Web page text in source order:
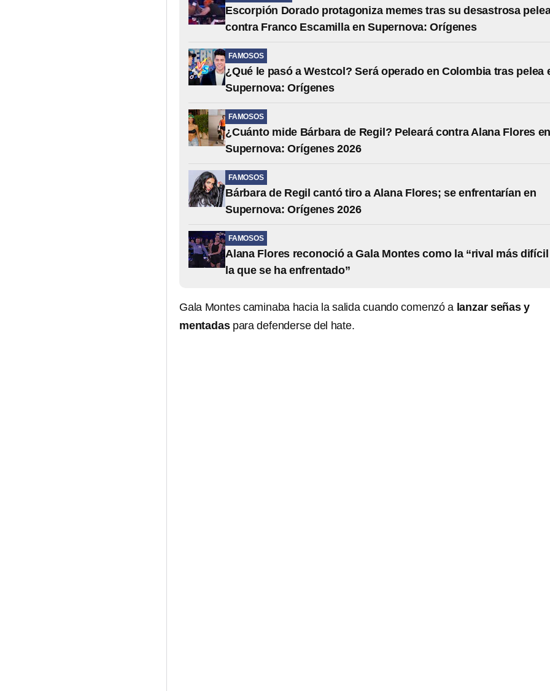
Escorpión Dorado protagoniza memes tras su desastrosa
contra Franco Escamilla en Supernova: Orígenes
FAMOSOS
¿Qué le pasó a Westcol? Será operado en Colombia tras pelea
Supernova: Orígenes
FAMOSOS
¿Cuánto mide Bárbara de Regil? Peleará contra Alana Flores
Supernova: Orígenes 2026
FAMOSOS
Bárbara de Regil cantó tiro a Alana Flores; se enfrentarían en
Supernova: Orígenes 2026
FAMOSOS
Alana Flores reconoció a Gala Montes como la “rival más difícil
la que se ha enfrentado”
Gala Montes caminaba hacia la salida cuando comenzó a lanzar señas y
mentadaspara defenderse del hate.